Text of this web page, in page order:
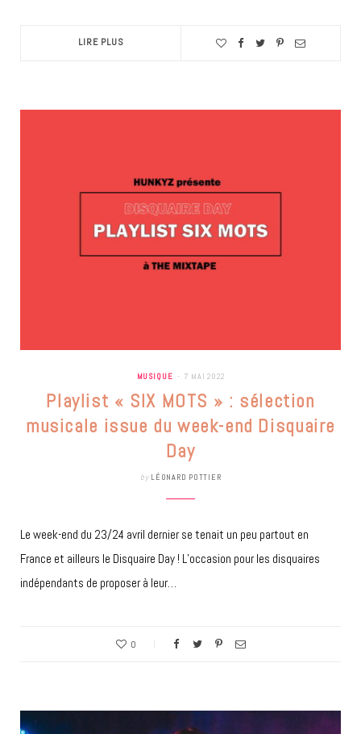
LIRE PLUS
MUSIQUE 7 MAI 2022
Playlist « SIX MOTS » : sélection
musicale issue du week-end Disquaire
Day
by LÉONARD POTTIER
Le week-end du 23/24 avril dernier se tenait un peu partout en
France et ailleurs le Disquaire Day ! L’occasion pour les disquaires
indépendants de proposer à leur…
0